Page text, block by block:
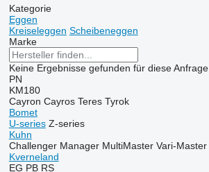
Kategorie
Eggen
Kreiseleggen Scheibeneggen
Marke
Keine Ergebnisse gefunden für diese Anfrage
PN
KM180
Cayron Cayros Teres Tyrok
Bomet
U-series Z-series
Kuhn
Challenger Manager MultiMaster Vari-Master
Kverneland
EG PB RS